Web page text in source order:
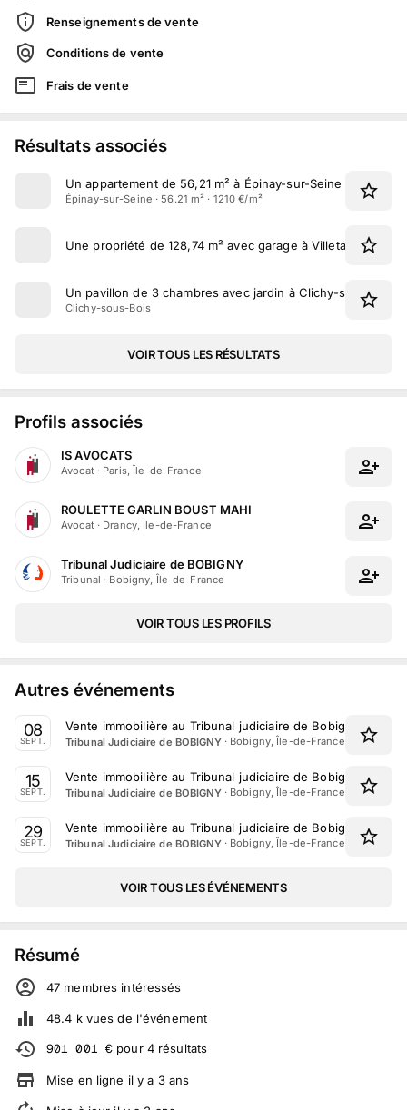
Renseignements de vente
Conditions de vente
Frais de vente
Résultats associés
Un appartement de 56,21 m² à Épinay-sur-Seine
Épinay-sur-Seine · 56.21 m² · 1210 €/m²
Une propriété de 128,74 m² avec garage à Villetaneuse
Un pavillon de 3 chambres avec jardin à Clichy-sous-Bois
Clichy-sous-Bois
VOIR TOUS LES RÉSULTATS
Profils associés
IS AVOCATS
Avocat· Paris, Île-de-France
ROULETTE GARLIN BOUST MAHI
Avocat· Drancy, Île-de-France
Tribunal Judiciaire de BOBIGNY
Tribunal · Bobigny, Île-de-France
VOIR TOUS LES PROFILS
Autres événements
08
SEPT.
Vente immobilière au Tribunal judiciaire de Bobigny le 8
Tribunal Judiciaire de BOBIGNY· Bobigny, Île-de-France
15
SEPT.
Vente immobilière au Tribunal judiciaire de Bobigny le 15
Tribunal Judiciaire de BOBIGNY· Bobigny, Île-de-France
29
SEPT.
Vente immobilière au Tribunal judiciaire de Bobigny le 29
Tribunal Judiciaire de BOBIGNY· Bobigny, Île-de-France
VOIR TOUS LES ÉVÉNEMENTS
Résumé
47 membres intéressés
48.4 kvues de l'événement
901 001 € pour 4 résultats
Mise en ligne il y a 3 ans